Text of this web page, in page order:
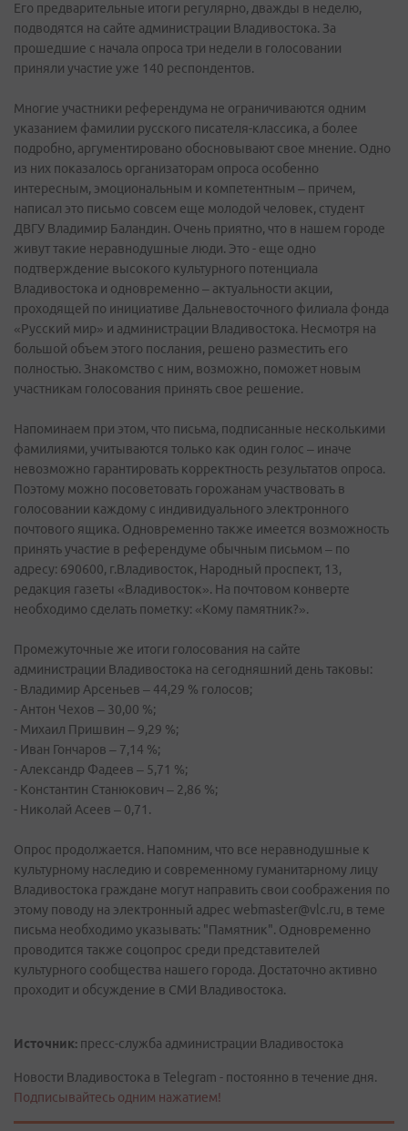
Его предварительные итоги регулярно, дважды в неделю,
подводятся на сайте администрации Владивостока. За
прошедшие с начала опроса три недели в голосовании
приняли участие уже 140 респондентов.
Многие участники референдума не ограничиваются одним
указанием фамилии русского писателя-классика, а более
подробно, аргументировано обосновывают свое мнение. Одно
из них показалось организаторам опроса особенно
интересным, эмоциональным и компетентным – причем,
написал это письмо совсем еще молодой человек, студент
ДВГУ Владимир Баландин. Очень приятно, что в нашем городе
живут такие неравнодушные люди. Это - еще одно
подтверждение высокого культурного потенциала
Владивостока и одновременно – актуальности акции,
проходящей по инициативе Дальневосточного филиала фонда
«Русский мир» и администрации Владивостока. Несмотря на
большой объем этого послания, решено разместить его
полностью. Знакомство с ним, возможно, поможет новым
участникам голосования принять свое решение.
Напоминаем при этом, что письма, подписанные несколькими
фамилиями, учитываются только как один голос – иначе
невозможно гарантировать корректность результатов опроса.
Поэтому можно посоветовать горожанам участвовать в
голосовании каждому с индивидуального электронного
почтового ящика. Одновременно также имеется возможность
принять участие в референдуме обычным письмом – по
адресу: 690600, г.Владивосток, Народный проспект, 13,
редакция газеты «Владивосток». На почтовом конверте
необходимо сделать пометку: «Кому памятник?».
Промежуточные же итоги голосования на сайте
администрации Владивостока на сегодняшний день таковы:
- Владимир Арсеньев – 44,29 % голосов;
- Антон Чехов – 30,00 %;
- Михаил Пришвин – 9,29 %;
- Иван Гончаров – 7,14 %;
- Александр Фадеев – 5,71 %;
- Константин Станюкович – 2,86 %;
- Николай Асеев – 0,71.
Опрос продолжается. Напомним, что все неравнодушные к
культурному наследию и современному гуманитарному лицу
Владивостока граждане могут направить свои соображения по
этому поводу на электронный адрес webmaster@vlc.ru, в теме
письма необходимо указывать: "Памятник". Одновременно
проводится также соцопрос среди представителей
культурного сообщества нашего города. Достаточно активно
проходит и обсуждение в СМИ Владивостока.
Источник: пресс-служба администрации Владивостока
Новости Владивостока в Telegram - постоянно в течение дня.
Подписывайтесь одним нажатием!